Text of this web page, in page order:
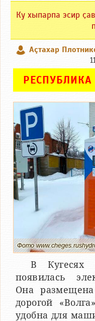
Ку хыпарпа эсир
Аçтахар
РЕСПУБЛИКА
Фото
В Кугесях
появилась
Она
дорогой
удобна для